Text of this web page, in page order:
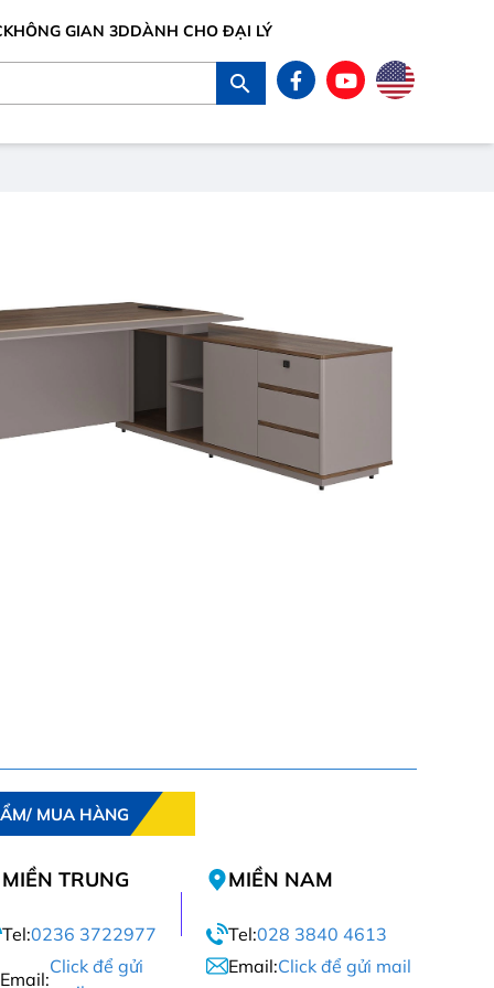
KHÔNG GIAN 3DDÀNH CHO ĐẠI LÝ
MUA HÀNG
MIỀN TRUNG
Tel:0236 3722977
Email:
Click để gửi
MIỀN NAM
Tel:028 3840 4613
Email:Click để gửi mail